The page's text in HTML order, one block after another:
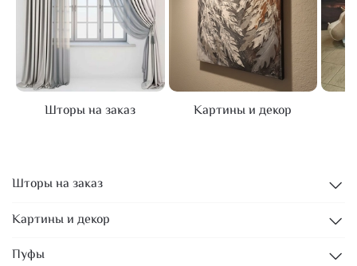
Шторы на заказ Картины и декор
Шторы на заказ
Картины и декор
Пуфы